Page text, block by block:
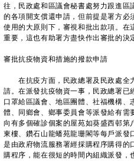
往，民政處和區議會秘書處努力跟進區
的各項開支償還申請，但前提是署方
使用的大原則下，審視和批出款項。
重要，這也有助署方盡快作出審批的決
審批抗疫物資和措施的撥款申請
在抗疫方面，民政總署及民政處全
請。在派發抗疫物資一事，民政總署
口罩給區議會、地區團體、社福機構、
體、同鄉會、鄉事委員會等派發給有需
向有多個確診個案的屋苑如葵盛西邨
東樓、鑽石山龍蟠苑龍珊閣等每戶派發
是由政府物流服務署經採購程序購得
購程序，能在很短的時間內組織派發